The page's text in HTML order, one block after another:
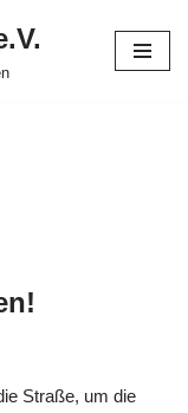
Straße, um die